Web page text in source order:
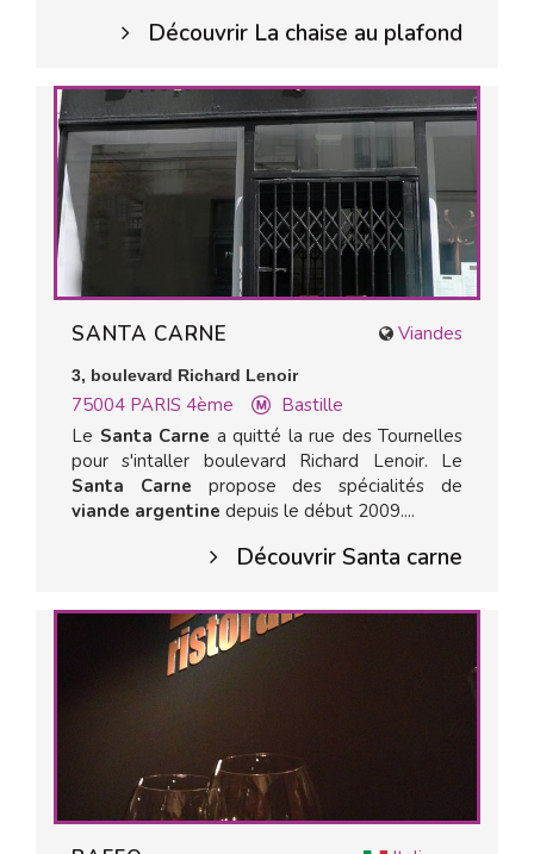
Découvrir La chaise au plafond
Viandes
SANTA CARNE
3, boulevard Richard Lenoir
75004 PARIS 4ème
Bastille
Le Santa Carne a quitté la rue des Tournelles
pour s'intaller boulevard Richard Lenoir. Le
Santa Carne propose des spécialités de
viande argentine depuis le début 2009....
Découvrir Santa carne